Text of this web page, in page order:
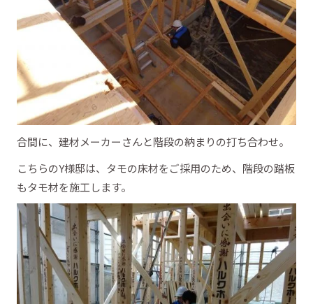
合間に、建材メーカーさんと階段の納まりの打ち合わせ。
こちらのY様邸は、タモの床材をご採用のため、階段の踏板
もタモ材を施工します。